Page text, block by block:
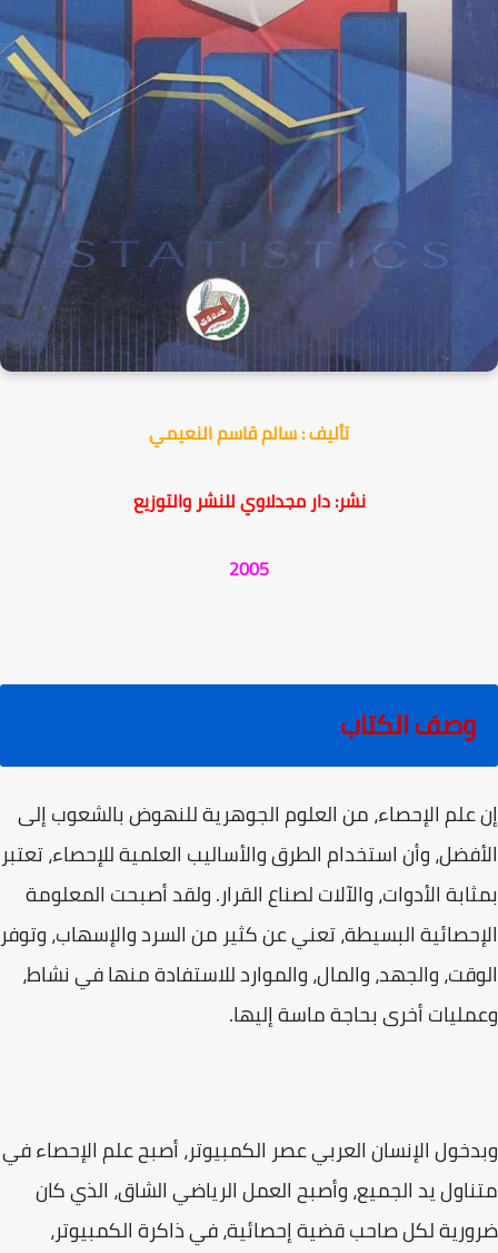
تأليف : سالم قاسم النعيمي
نشر: دار مجدلاوي للنشر والتوزيع
2005
وصف الكتاب
إن علم الإحصاء، من العلوم الجوهرية للنهوض بالشعوب إلى
الأفضل، وأن استخدام الطرق والأساليب العلمية للإحصاء، تعتبر
بمثابة الأدوات، والآلات لصناع القرار. ولقد أصبحت المعلومة
الإحصائية البسيطة، تعني عن كثير من السرد والإسهاب، وتوفر
الوقت، والجهد، والمال، والموارد للاستفادة منها في نشاط،
وعمليات أخرى بحاجة ماسة إليها.
وبدخول الإنسان العربي عصر الكمبيوتر، أصبح علم الإحصاء في
متناول يد الجميع، وأصبح العمل الرياضي الشاق، الذي كان
ضرورية لكل صاحب قضية إحصائية، في ذاكرة الكمبيوتر،